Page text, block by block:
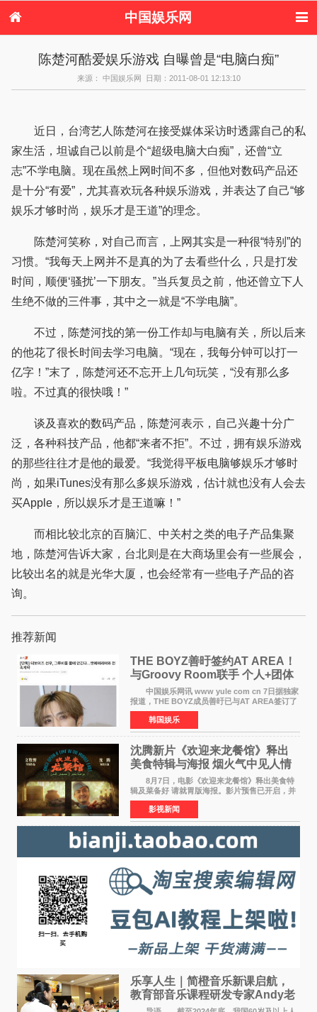
中国娱乐网
港台娱乐
日本娱乐 韩国娱乐
欧美娱乐
音乐新闻 影视新闻
内地明星八卦
陈楚河酷爱娱乐游戏 自曝曾是“电脑白痴”
来源： 中国娱乐网 日期：2011-08-01 12:13:10
近日，台湾艺人陈楚河在接受媒体采访时透露自己的私
家生活，坦诚自己以前是个“超级电脑大白痴”，还曾“立
志”不学电脑。现在虽然上网时间不多，但他对数码产品还
是十分“有爱”，尤其喜欢玩各种娱乐游戏，并表达了自己“够
娱乐才够时尚，娱乐才是王道”的理念。
陈楚河笑称，对自己而言，上网其实是一种很“特别”的
习惯。“我每天上网并不是真的为了去看些什么，只是打发
时间，顺便‘骚扰’一下朋友。”当兵复员之前，他还曾立下人
生绝不做的三件事，其中之一就是“不学电脑”。
不过，陈楚河找的第一份工作却与电脑有关，所以后来
的他花了很长时间去学习电脑。“现在，我每分钟可以打一
亿字！”末了，陈楚河还不忘开上几句玩笑，“没有那么多
啦。不过真的很快哦！”
谈及喜欢的数码产品，陈楚河表示，自己兴趣十分广
泛，各种科技产品，他都“来者不拒”。不过，拥有娱乐游戏
的那些往往才是他的最爱。“我觉得平板电脑够娱乐才够时
尚，如果iTunes没有那么多娱乐游戏，估计就也没有人会去
买Apple，所以娱乐才是王道嘛！”
而相比较北京的百脑汇、中关村之类的电子产品集聚
地，陈楚河告诉大家，台北则是在大商场里会有一些展会，
比较出名的就是光华大厦，也会经常有一些电子产品的咨
询。
推荐新闻
THE BOYZ善旴签约AT AREA！
与Groovy Room联手 个人+团体
活动并行
中国娱乐网讯 www yule com cn 7日据独家
报道，THE BOYZ成员善旴已与AT AREA签订了
专属合约。AT AREA是由知名制作人组合
Groovy Room创立的hip-hop厂牌，旗下拥有多
位实力派音乐人，在韩
韩国娱乐
沈腾新片《欢迎来龙餐馆》释出
美食特辑与海报 烟火气中见人情
温暖
8月7日，电影《欢迎来龙餐馆》释出美食特
辑及菜备好 请就胃版海报。影片预售已开启，并
将于8月8日至10日14:00-21:00举行全国超前点
映。电影《欢迎来龙餐馆》作为战争美食喜剧大
片，讲述了中国
影视新闻
乐享人生｜简橙音乐新课启航，
教育部音乐课程研发专家Andy老
师重磅入驻领航银龄琴声